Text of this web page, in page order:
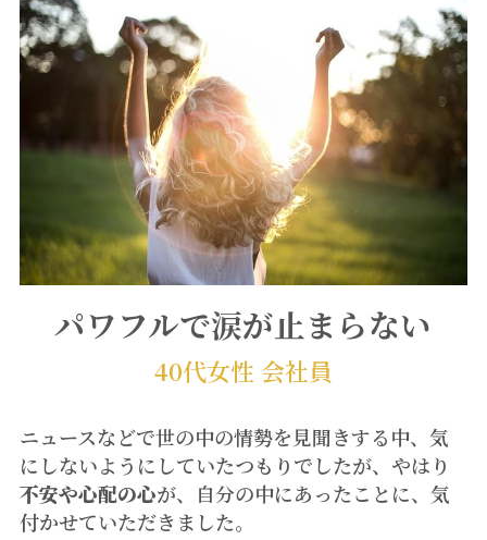
パワフルで涙が止まらない
40代女性 会社員
ニュースなどで世の中の情勢を見聞きする中、気
にしないようにしていたつもりでしたが、やはり
不安や心配の心が、自分の中にあったことに、気
付かせていただきました。